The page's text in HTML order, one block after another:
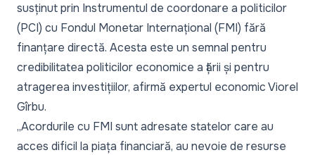
susținut prin Instrumentul de coordonare a politicilor
(PCI) cu Fondul Monetar Internațional (FMI) fără
finanțare directă. Acesta este un semnal pentru
credibilitatea politicilor economice a țării și pentru
atragerea investițiilor, afirmă expertul economic Viorel
Gîrbu.
„Acordurile cu FMI sunt adresate statelor care au
acces dificil la piața financiară, au nevoie de resurse